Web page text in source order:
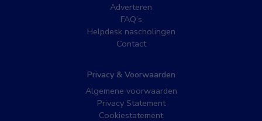
Adverteren
FAQ’s
Helpdesk nascholingen
Contact
Privacy & Voorwaarden
Algemene voorwaarden
Privacy Statement
Cookiestatement